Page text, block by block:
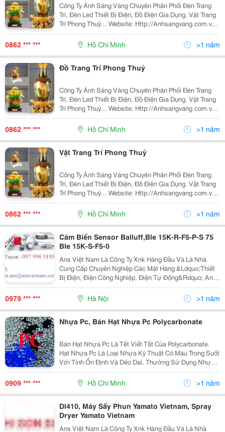
Công Ty Ánh Sáng Vàng Chuyên Phân Phối Đèn Trang
Trí, Đèn Led Thiết Bị Điện, Đồ Điện Gia Dụng. Vật Trang
Trí Phong Thuỷ... Website: Http://Anhsangvang.com.vn
Vui Lòng Liên Hệ Mr. Thắng 0935 456 085 (
Anhsangvang01@Gmail.com) Để Có Giá
0862 *** *** Hồ Chí Minh >1 năm
Đồ Trang Trí Phong Thuỷ
Công Ty Ánh Sáng Vàng Chuyên Phân Phối Đèn Trang
Trí, Đèn Led Thiết Bị Điện, Đồ Điện Gia Dụng. Vật Trang
Trí Phong Thuỷ... Website: Http://Anhsangvang.com.vn
Vui Lòng Liên Hệ Mr. Thắng 0935 456 085 (
Anhsangvang01@Gmail.com) Để Có Giá
0862 *** *** Hồ Chí Minh >1 năm
Vật Trang Trí Phong Thuỷ
Công Ty Ánh Sáng Vàng Chuyên Phân Phối Đèn Trang
Trí, Đèn Led Thiết Bị Điện, Đồ Điện Gia Dụng. Vật Trang
Trí Phong Thuỷ... Website: Http://Anhsangvang.com.vn
Vui Lòng Liên Hệ Mr. Thắng 0935 456 085 (
Anhsangvang01@Gmail.com ) Để Có Giá Tốt Nhất
0862 *** *** Hồ Chí Minh >1 năm
Cảm Biến Sensor Balluff,Ble 15K-R-F5-P-S 75
Ble 15K-S-F5-0
Ans Việt Nam Là Công Ty Xnk Hàng Đầu Và Là Nhà
Cung Cấp Chuyên Nghiệp Các Mặt Hàng &Ldquo;Thiết
Bị Điện, Điện Công Nghiệp, Điện Tự Động&Rdquo; Ans
Việt Nam Cam Kết Luôn Cung Cấp Cho Quý Khách
Hàng Những Sản Phẩm Và Dịch Vụ Tốt Nhất Vui Lo
0979 *** *** Hà Nội >1 năm
Nhựa Pc, Bán Hạt Nhựa Pc Polycarbonate
Bán Hạt Nhựa Pc Là Tết Viết Tắt Của Polycarbonate.
Hạt Nhựa Pc Là Loại Nhựa Kỹ Thuật Có Màu Trong Suốt
Với Tính Ổn Định Và Dẻo Dai. Thường Sử Dụng Nhựa
Pc Làm Ổ Cắm Điện, Đầu Cắm, Chi Tiết Bằng Nhựa
Trong Các Thiết Bị Điện-Điện Tử, Làm Kính Bảo Hộ, K
0909 *** *** Hồ Chí Minh >1 năm
Dl410, Máy Sấy Phun Yamato Vietnam, Spray
Dryer Yamato Vietnam
Ans Việt Nam Là Công Ty Xnk Hàng Đầu Và Là Nhà